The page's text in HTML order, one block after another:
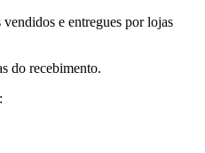
e entregues por lojas
do recebimento.